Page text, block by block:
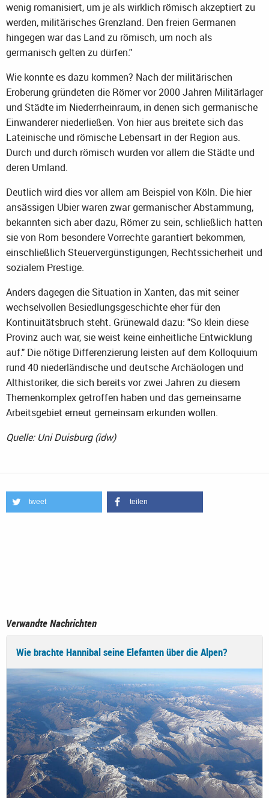
wenig romanisiert, um je als wirklich römisch akzeptiert zu
werden, militärisches Grenzland. Den freien Germanen
hingegen war das Land zu römisch, um noch als
germanisch gelten zu dürfen."
Wie konnte es dazu kommen? Nach der militärischen
Eroberung gründeten die Römer vor 2000 Jahren Militärlager
und Städte im Niederrheinraum, in denen sich germanische
Einwanderer niederließen. Von hier aus breitete sich das
Lateinische und römische Lebensart in der Region aus.
Durch und durch römisch wurden vor allem die Städte und
deren Umland.
Deutlich wird dies vor allem am Beispiel von Köln. Die hier
ansässigen Ubier waren zwar germanischer Abstammung,
bekannten sich aber dazu, Römer zu sein, schließlich hatten
sie von Rom besondere Vorrechte garantiert bekommen,
einschließlich Steuervergünstigungen, Rechtssicherheit und
sozialem Prestige.
Anders dagegen die Situation in Xanten, das mit seiner
wechselvollen Besiedlungsgeschichte eher für den
Kontinuitätsbruch steht. Grünewald dazu: "So klein diese
Provinz auch war, sie weist keine einheitliche Entwicklung
auf." Die nötige Differenzierung leisten auf dem Kolloquium
rund 40 niederländische und deutsche Archäologen und
Althistoriker, die sich bereits vor zwei Jahren zu diesem
Themenkomplex getroffen haben und das gemeinsame
Arbeitsgebiet erneut gemeinsam erkunden wollen.
Quelle: Uni Duisburg (idw)
tweet teilen
Verwandte Nachrichten
Wie brachte Hannibal seine Elefanten über die Alpen?